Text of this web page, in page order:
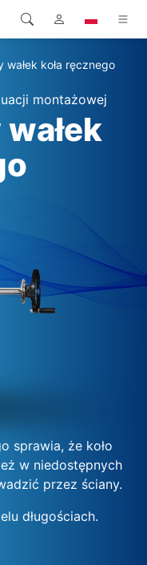
wałek koła ręcznego
montażowej
sprawia, że koło
w niedostępnych
przez ściany.
długościach.